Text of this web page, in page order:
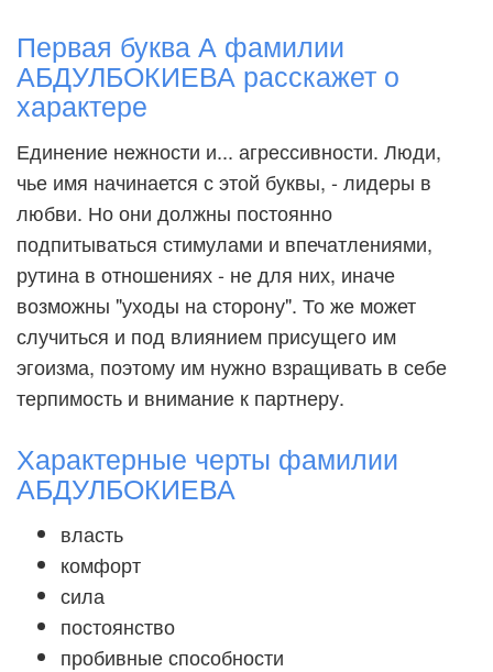
Первая буква А фамилии
АБДУЛБОКИЕВА расскажет о
характере
Единение нежности и... агрессивности. Люди,
чье имя начинается с этой буквы, - лидеры в
любви. Но они должны постоянно
подпитываться стимулами и впечатлениями,
рутина в отношениях - не для них, иначе
возможны "уходы на сторону". То же может
случиться и под влиянием присущего им
эгоизма, поэтому им нужно взращивать в себе
терпимость и внимание к партнеру.
Характерные черты фамилии
АБДУЛБОКИЕВА
власть
комфорт
сила
постоянство
пробивные способности